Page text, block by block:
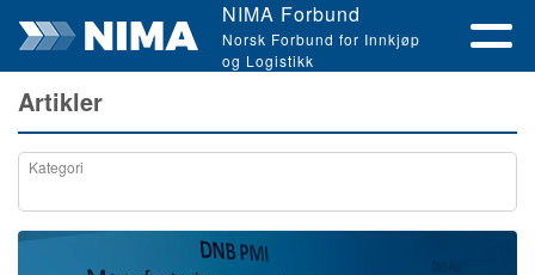
NIMA Forbund
Norsk Forbund for Innkjøp
og Logistikk
Artikler
Kategori